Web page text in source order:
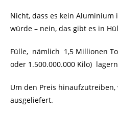
Nicht, dass es kein Aluminium
würde – nein, das gibt es in
Fülle, nämlich 1,5 Millionen
oder 1.500.000.000 Kilo)
Um den Preis
ausgeliefert.